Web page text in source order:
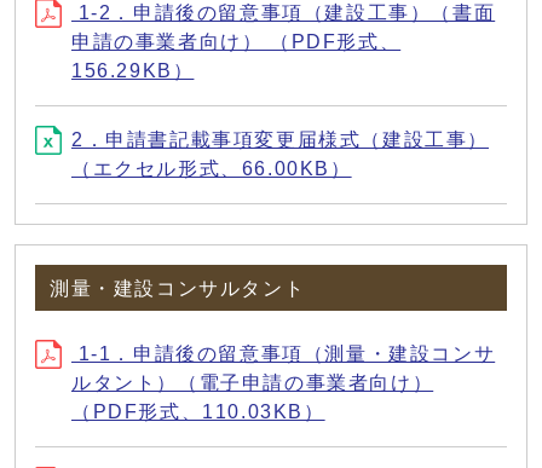
1-2．申請後の留意事項（建設工事）（書面
申請の事業者向け） （PDF形式、
156.29KB）
2．申請書記載事項変更届様式（建設工事）
（エクセル形式、66.00KB）
測量・建設コンサルタント
1-1．申請後の留意事項（測量・建設コンサ
ルタント）（電子申請の事業者向け）
（PDF形式、110.03KB）